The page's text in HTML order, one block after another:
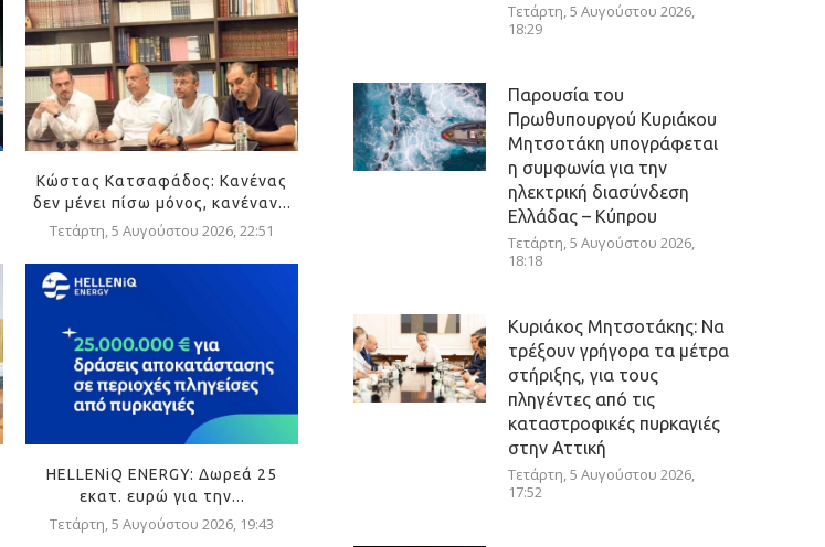
Κώστας Κατσαφάδος: Κανένας
δεν μένει πίσω μόνος, κανέναν...
Τετάρτη, 5 Αυγούστου 2026, 22:51
HELLENiQ ENERGY: Δωρεά 25
εκατ. ευρώ για την...
Τετάρτη, 5 Αυγούστου 2026, 19:43
Τετάρτη, 5 Αυγούστου 2026,
18:29
Παρουσία του
Πρωθυπουργού Κυριάκου
Μητσοτάκη υπογράφεται
η συμφωνία για την
ηλεκτρική διασύνδεση
Ελλάδας – Κύπρου
Τετάρτη, 5 Αυγούστου 2026,
18:18
Κυριάκος Μητσοτάκης: Να
τρέξουν γρήγορα τα μέτρα
στήριξης, για τους
πληγέντες από τις
καταστροφικές πυρκαγιές
στην Αττική
Τετάρτη, 5 Αυγούστου 2026,
17:52